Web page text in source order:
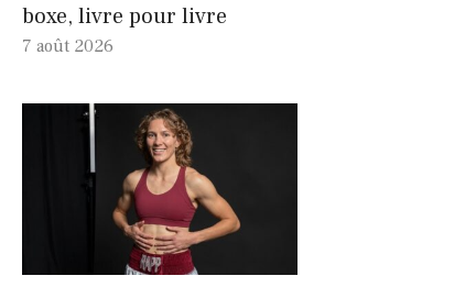
boxe, livre pour livre
7 août 2026